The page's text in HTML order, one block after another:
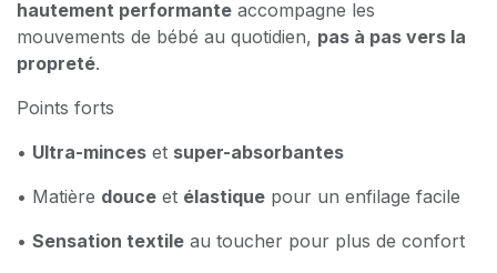
hautement performante accompagne les
mouvements de bébé au quotidien, pas à pas vers la
propreté.
Points forts
• Ultra-minces et super-absorbantes
• Matière douce et élastique pour un enfilage facile
• Sensation textile au toucher pour plus de confort